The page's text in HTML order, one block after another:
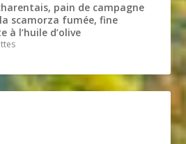
pain de campagne
scamorza fumée, fine
à l’huile d’olive